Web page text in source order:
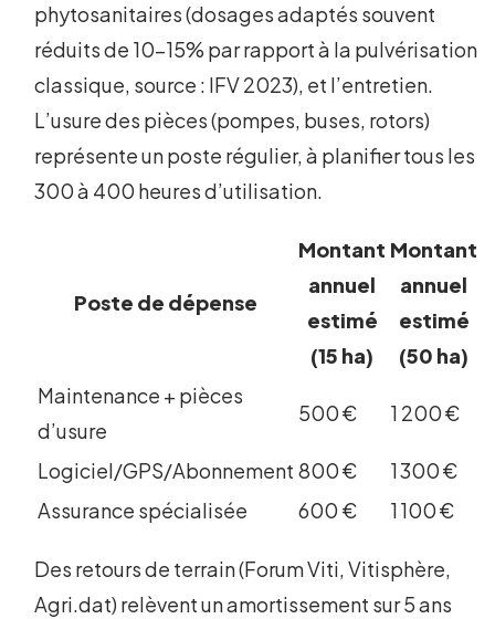
phytosanitaires (dosages adaptés souvent
réduits de 10-15% par rapport à la pulvérisation
classique, source : IFV 2023), et l’entretien.
L’usure des pièces (pompes, buses, rotors)
représente un poste régulier, à planifier tous les
300 à 400 heures d’utilisation.
Poste de dépense
Montant
annuel
estimé
(15 ha)
Montant
annuel
estimé
(50 ha)
Maintenance + pièces
d’usure
500 € 1 200 €
Logiciel/GPS/Abonnement 800 €
1 300 €
Assurance spécialisée
600 € 1 100 €
Des retours de terrain (Forum Viti, Vitisphère,
Agri.dat) relèvent un amortissement sur 5 ans